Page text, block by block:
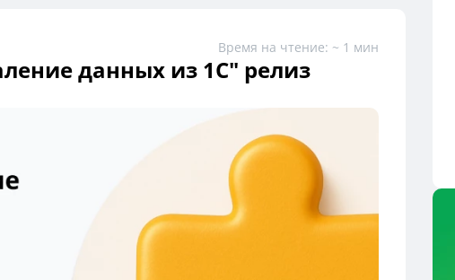
Время на чтение: ~ 1 мин
данных из 1С" релиз